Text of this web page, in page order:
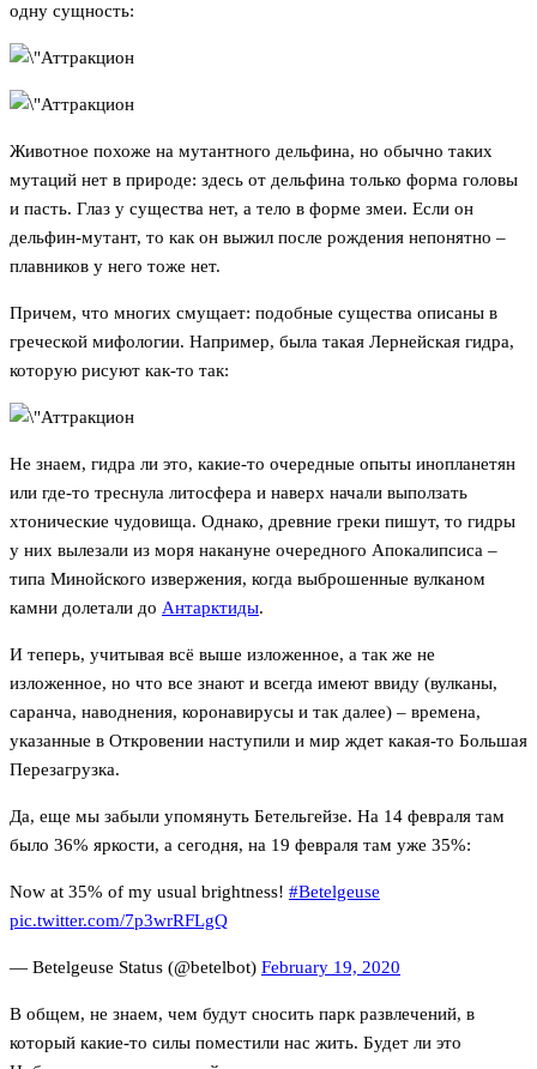
одну сущность:
Животное похоже на мутантного дельфина, но обычно таких
мутаций нет в природе: здесь от дельфина только форма головы
и пасть. Глаз у существа нет, а тело в форме змеи. Если он
дельфин-мутант, то как он выжил после рождения непонятно –
плавников у него тоже нет.
Причем, что многих смущает: подобные существа описаны в
греческой мифологии. Например, была такая Лернейская гидра,
которую рисуют как-то так:
Не знаем, гидра ли это, какие-то очередные опыты инопланетян
или где-то треснула литосфера и наверх начали выползать
хтонические чудовища. Однако, древние греки пишут, то гидры
у них вылезали из моря накануне очередного Апокалипсиса –
типа Минойского извержения, когда выброшенные вулканом
камни долетали до Антарктиды.
И теперь, учитывая всё выше изложенное, а так же не
изложенное, но что все знают и всегда имеют ввиду (вулканы,
саранча, наводнения, коронавирусы и так далее) – времена,
указанные в Откровении наступили и мир ждет какая-то Большая
Перезагрузка.
Да, еще мы забыли упомянуть Бетельгейзе. На 14 февраля там
было 36% яркости, а сегодня, на 19 февраля там уже 35%:
Now at 35% of my usual brightness! #Betelgeuse
pic.twitter.com/7p3wrRFLgQ
— Betelgeuse Status (@betelbot) February 19, 2020
В общем, не знаем, чем будут сносить парк развлечений, в
который какие-то силы поместили нас жить. Будет ли это